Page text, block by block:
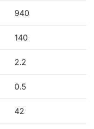
940
140
2.2
0.5
42